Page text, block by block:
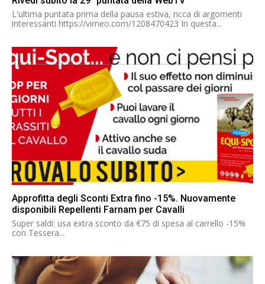
L'ultima puntata prima della pausa estiva, ricca di argomenti
interessanti https://vimeo.com/1208470423 In questa...
Approfitta degli Sconti Extra fino -15%. Nuovamente
disponibili Repellenti Farnam per Cavalli
Super saldi: usa extra sconto da €75 di spesa al carrello -15%
con Tessera...